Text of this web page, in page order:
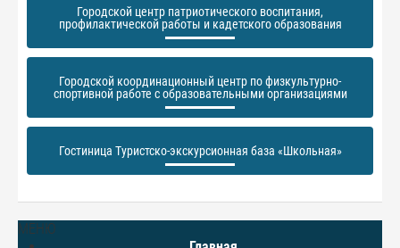
Городской центр патриотического воспитания,
профилактической работы и кадетского образования
Городской координационный центр по физкультурно-
спортивной работе с образовательными организациями
Гостиница Туристско-экскурсионная база «Школьная»
МЕНЮ